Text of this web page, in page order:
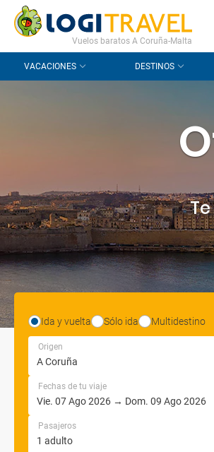
CONTACTO PREGUNTAS FRECUENTES
Vuelos baratos A Coruña-Malta
VACACIONES DESTINOS
Ida y vuelta Sólo ida Multidestino
Origen
Fechas de tu viaje
Pasajeros